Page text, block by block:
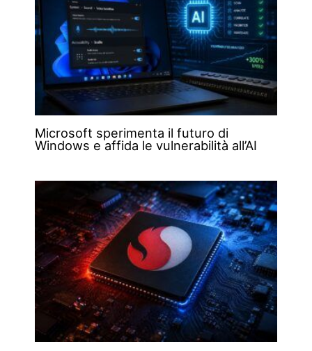
Microsoft sperimenta il futuro di
Windows e affida le vulnerabilità all’AI